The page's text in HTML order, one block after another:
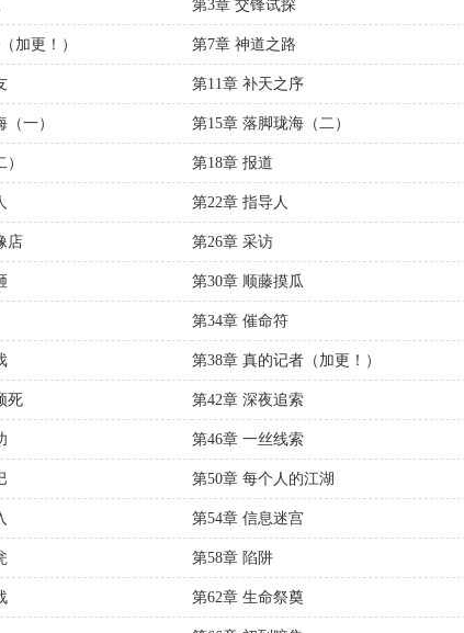
第3章 交锋试探
加更！） 第7章 神道之路
第11章 补天之序
一） 第15章 落脚珑海（二）
第18章 报道
第22章 指导人
店 第26章 采访
第30章 顺藤摸瓜
第34章 催命符
第38章 真的记者（加更！）
死 第42章 深夜追索
第46章 一丝线索
第50章 每个人的江湖
第54章 信息迷宫
第58章 陷阱
第62章 生命祭奠